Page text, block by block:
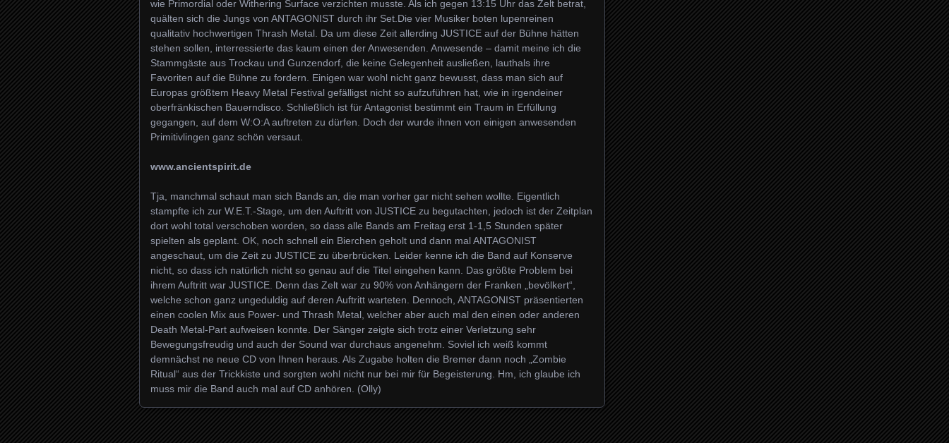
wie Primordial oder Withering Surface verzichten musste. Als ich gegen 13:15 Uhr das Zelt betrat,
quälten sich die Jungs von ANTAGONIST durch ihr Set.Die vier Musiker boten lupenreinen
qualitativ hochwertigen Thrash Metal. Da um diese Zeit allerding JUSTICE auf der Bühne hätten
stehen sollen, interressierte das kaum einen der Anwesenden. Anwesende – damit meine ich die
Stammgäste aus Trockau und Gunzendorf, die keine Gelegenheit ausließen, lauthals ihre
Favoriten auf die Bühne zu fordern. Einigen war wohl nicht ganz bewusst, dass man sich auf
Europas größtem Heavy Metal Festival gefälligst nicht so aufzuführen hat, wie in irgendeiner
oberfränkischen Bauerndisco. Schließlich ist für Antagonist bestimmt ein Traum in Erfüllung
gegangen, auf dem W:O:A auftreten zu dürfen. Doch der wurde ihnen von einigen anwesenden
Primitivlingen ganz schön versaut.
www.ancientspirit.de
Tja, manchmal schaut man sich Bands an, die man vorher gar nicht sehen wollte. Eigentlich
stampfte ich zur W.E.T.-Stage, um den Auftritt von JUSTICE zu begutachten, jedoch ist der Zeitplan
dort wohl total verschoben worden, so dass alle Bands am Freitag erst 1-1,5 Stunden später
spielten als geplant. OK, noch schnell ein Bierchen geholt und dann mal ANTAGONIST
angeschaut, um die Zeit zu JUSTICE zu überbrücken. Leider kenne ich die Band auf Konserve
nicht, so dass ich natürlich nicht so genau auf die Titel eingehen kann. Das größte Problem bei
ihrem Auftritt war JUSTICE. Denn das Zelt war zu 90% von Anhängern der Franken „bevölkert“,
welche schon ganz ungeduldig auf deren Auftritt warteten. Dennoch, ANTAGONIST präsentierten
einen coolen Mix aus Power- und Thrash Metal, welcher aber auch mal den einen oder anderen
Death Metal-Part aufweisen konnte. Der Sänger zeigte sich trotz einer Verletzung sehr
Bewegungsfreudig und auch der Sound war durchaus angenehm. Soviel ich weiß kommt
demnächst ne neue CD von Ihnen heraus. Als Zugabe holten die Bremer dann noch „Zombie
Ritual“ aus der Trickkiste und sorgten wohl nicht nur bei mir für Begeisterung. Hm, ich glaube ich
muss mir die Band auch mal auf CD anhören. (Olly)